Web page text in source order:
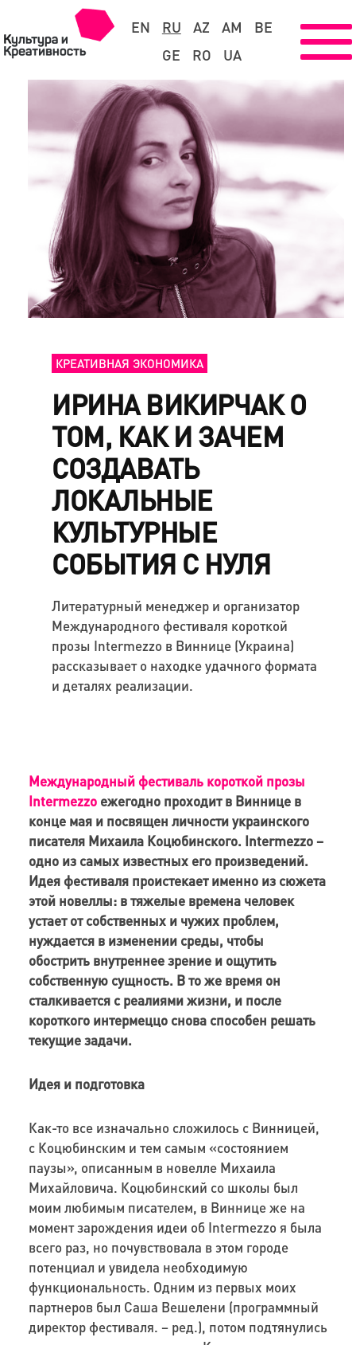
EN RU AZ AM
BE
GE
RO UA
КРЕАТИВНАЯ ЭКОНОМИКА
ИРИНА ВИКИРЧАК О
ТОМ, КАК И ЗАЧЕМ
СОЗДАВАТЬ
ЛОКАЛЬНЫЕ
КУЛЬТУРНЫЕ
СОБЫТИЯ С НУЛЯ
Литературный менеджер и организатор
Международного фестиваля короткой
прозы Intermezzo в Виннице (Украина)
рассказывает о находке удачного формата
и деталях реализации.
Международный фестиваль короткой прозы
Intermezzoежегодно проходит в Виннице в
конце мая и посвящен личности украинского
писателя Михаила Коцюбинского. Intermezzo–
одно из самых известных его произведений.
Идея фестиваля проистекает именно из сюжета
этой новеллы: в тяжелые времена человек
устает от собственных и чужих проблем,
нуждается в изменении среды, чтобы
обострить внутреннее зрение и ощутить
собственную сущность. В то же время он
сталкивается с реалиями жизни, и после
короткого интермеццо снова способен решать
текущие задачи.
Идея и подготовка
Как-то все изначально сложилось с Винницей,
с Коцюбинским и тем самым «состоянием
паузы», описанным в новелле Михаила
Михайловича. Коцюбинский со школы был
моим любимым писателем, в Виннице же на
момент зарождения идеи об Intermezzoя была
всего раз, но почувствовала в этом городе
потенциал и увидела необходимую
функциональность. Одним из первых моих
партнеров был Саша Вешелени (программный
директор фестиваля. – ред.), потом подтянулись